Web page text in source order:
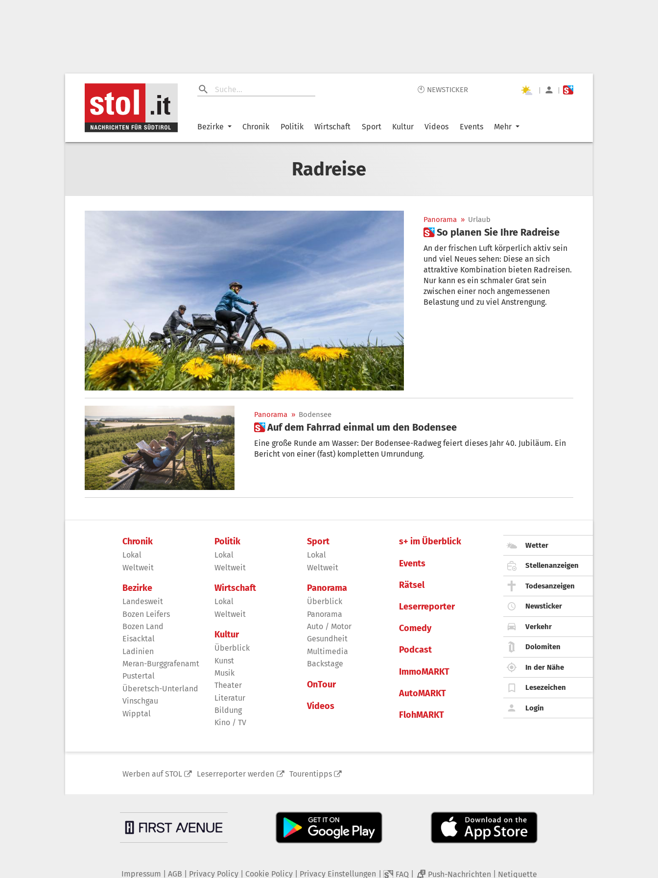
🕙 NEWSTICKER | |
Bezirke Chronik Politik Wirtschaft Sport Kultur Videos Events Mehr
Radreise
Panorama » Urlaub
 So planen Sie Ihre Radreise
An der frischen Luft körperlich aktiv sein
und viel Neues sehen: Diese an sich
attraktive Kombination bieten Radreisen.
Nur kann es ein schmaler Grat sein
zwischen einer noch angemessenen
Belastung und zu viel Anstrengung.
Panorama » Bodensee
 Auf dem Fahrrad einmal um den Bodensee
Eine große Runde am Wasser: Der Bodensee-Radweg feiert dieses Jahr 40. Jubiläum. Ein
Bericht von einer (fast) kompletten Umrundung.
Chronik
Lokal
Weltweit
Bezirke
Landesweit
Bozen Leifers
Bozen Land
Eisacktal
Ladinien
Meran-Burggrafenamt
Pustertal
Überetsch-Unterland
Vinschgau
Wipptal
Politik
Lokal
Weltweit
Wirtschaft
Lokal
Weltweit
Kultur
Überblick
Kunst
Musik
Theater
Literatur
Bildung
Kino / TV
Sport
Lokal
Weltweit
Panorama
Überblick
Panorama
Auto / Motor
Gesundheit
Multimedia
Backstage
OnTour
Videos
s+ im Überblick
Events
Rätsel
Leserreporter
Comedy
Podcast
ImmoMARKT
AutoMARKT
FlohMARKT
Wetter
Stellenanzeigen
Todesanzeigen
Newsticker
Verkehr
Dolomiten
In der Nähe
Lesezeichen
Login
Werben auf STOL Leserreporter werden Tourentipps
Impressum AGB Privacy Policy| Cookie Policy| Privacy Einstellungen FAQ 2 Push-Nachrichten Netiquette